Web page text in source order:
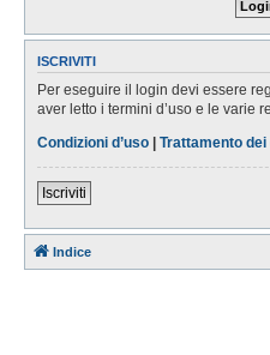
ISCRIVITI
Per eseguire il login devi essere
aver letto i termini d’uso e le varie
Condizioni d’uso | Trattamento
Iscriviti
Indice